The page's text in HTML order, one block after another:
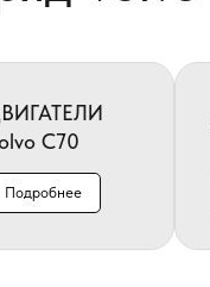
C70
Подробнее